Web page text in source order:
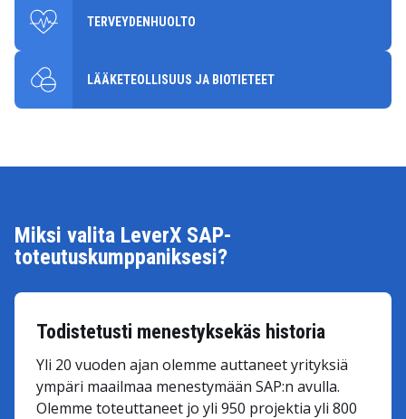
TERVEYDENHUOLTO
LÄÄKETEOLLISUUS JA BIOTIETEET
Miksi valita LeverX SAP-
toteutuskumppaniksesi?
Todistetusti menestyksekäs historia
Yli 20 vuoden ajan olemme auttaneet yrityksiä
ympäri maailmaa menestymään SAP:n avulla.
Olemme toteuttaneet jo yli 950 projektia yli 800